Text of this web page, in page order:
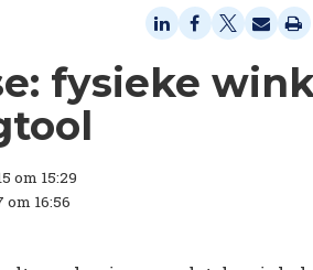
fysieke
om 15:29
16:56